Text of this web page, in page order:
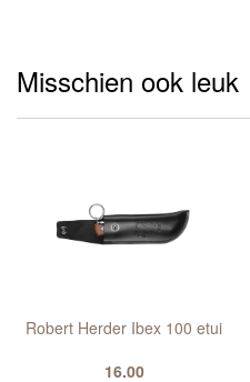
Misschien ook leuk
Robert Herder Ibex 100 etui
16.00